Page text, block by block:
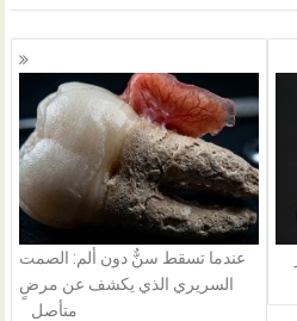
عندما تسقط سنٌّ دون ألم: الصمت
السريري الذي يكشف عن مرضٍ
متأصل